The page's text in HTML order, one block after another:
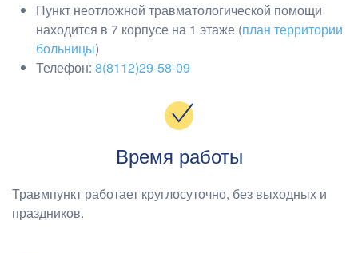
Пункт неотложной травматологической помощи
находится в 7 корпусе на 1 этаже (план территории
больницы)
Телефон: 8(8112)29-58-09
Время работы
Травмпункт работает круглосуточно, без выходных и
праздников.